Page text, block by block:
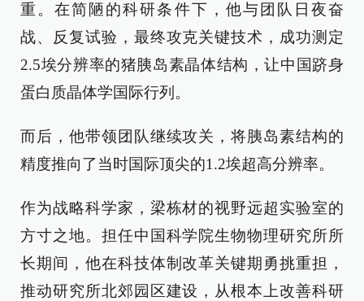
重。在简陋的科研条件下，他与团队日夜奋
战、反复试验，最终攻克关键技术，成功测定
2.5埃分辨率的猪胰岛素晶体结构，让中国跻身
蛋白质晶体学国际行列。
而后，他带领团队继续攻关，将胰岛素结构的
精度推向了当时国际顶尖的1.2埃超高分辨率。
作为战略科学家，梁栋材的视野远超实验室的
方寸之地。担任中国科学院生物物理研究所所
长期间，他在科技体制改革关键期勇挑重担，
推动研究所北郊园区建设，从根本上改善科研